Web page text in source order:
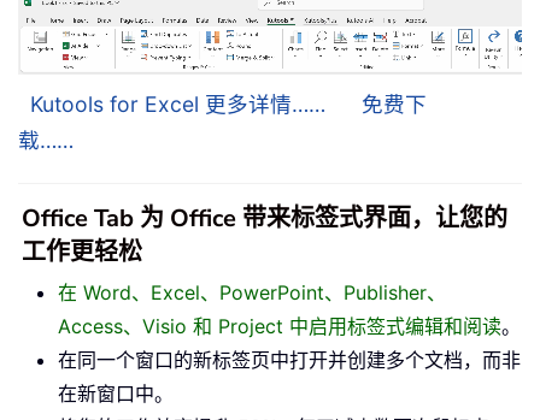
Kutools for Excel 更多详情……
免费下
载……
Office Tab 为 Office 带来标签式界面，让您的
工作更轻松
在 Word、Excel、PowerPoint、Publisher、
Access、Visio 和 Project 中启用标签式编辑和阅读。
在同一个窗口的新标签页中打开并创建多个文档，而非
在新窗口中。